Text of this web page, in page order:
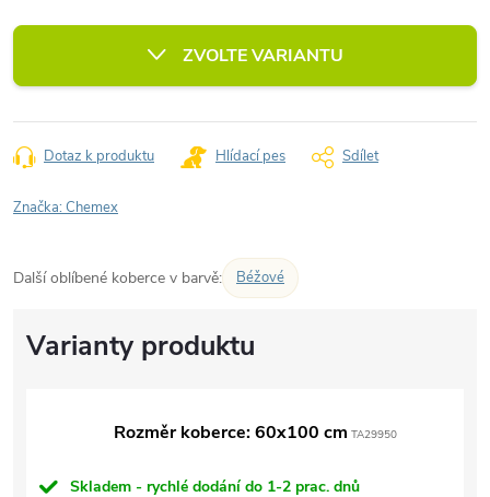
cena:
ZVOLTE VARIANTU
Dotaz k produktu Hlídací pes Sdílet
Značka:Chemex
Další oblíbené koberce v barvě: Béžové
Rozměr koberce: 60x100 cm TA29950
Skladem - rychlé dodání do 1-2 prac. dnů